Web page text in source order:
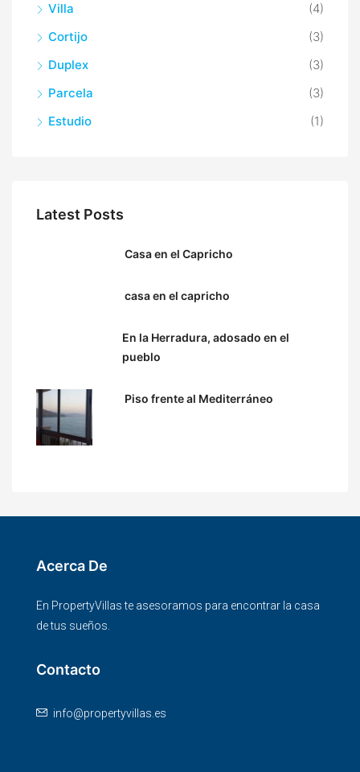
Villa
(4)
Cortijo
(3)
Duplex
(3)
Parcela
(3)
Estudio
(1)
Latest Posts
Casa en el Capricho
casa en el capricho
En la Herradura, adosado en el
pueblo
Piso frente al Mediterráneo
Acerca De
En PropertyVillas te asesoramos para encontrar la casa
de tus sueños.
Contacto
info@propertyvillas.es